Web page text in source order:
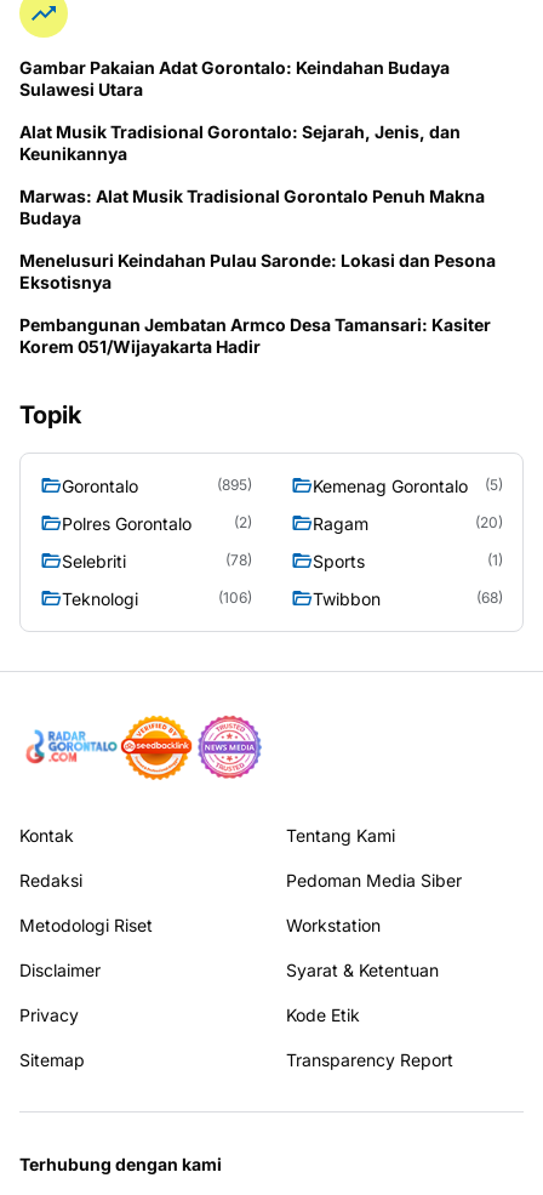
Gambar Pakaian Adat Gorontalo: Keindahan Budaya
Sulawesi Utara
Alat Musik Tradisional Gorontalo: Sejarah, Jenis, dan
Keunikannya
Marwas: Alat Musik Tradisional Gorontalo Penuh Makna
Budaya
Menelusuri Keindahan Pulau Saronde: Lokasi dan Pesona
Eksotisnya
Pembangunan Jembatan Armco Desa Tamansari: Kasiter
Korem 051/Wijayakarta Hadir
Topik
Gorontalo (895) Kemenag Gorontalo (5)
Polres Gorontalo (2) Ragam (20)
Selebriti (78) Sports (1)
Teknologi (106) Twibbon (68)
Kontak Tentang Kami
Redaksi Pedoman Media Siber
Metodologi Riset Workstation
Disclaimer Syarat & Ketentuan
Privacy Kode Etik
Sitemap Transparency Report
Terhubung dengan kami